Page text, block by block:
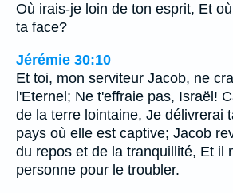
Où irais-je loin de ton esprit, Et
ta face?
Jérémie 30:10
Et toi, mon serviteur Jacob, ne
l'Eternel; Ne t'effraie pas, Israël!
de la terre lointaine, Je délivrerai
pays où elle est captive; Jacob
du repos et de la tranquillité, Et il
personne pour le troubler.